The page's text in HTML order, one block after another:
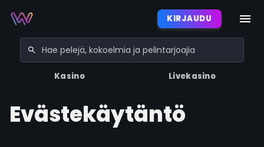
KIRJAUDU
Kasino Livekasino
Evästekäytäntö